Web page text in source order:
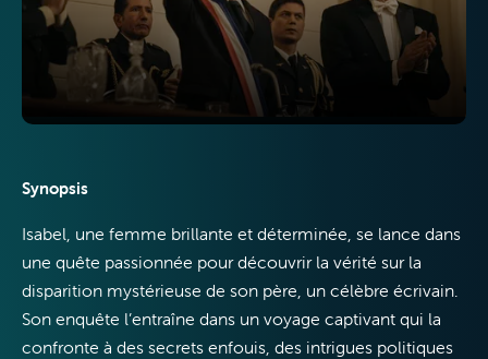
Internet
Mobile
Synopsis
Isabel, une femme brillante et déterminée, se lance dans
une quête passionnée pour découvrir la vérité sur la
disparition mystérieuse de son père, un célèbre écrivain.
Son enquête l’entraîne dans un voyage captivant qui la
confronte à des secrets enfouis, des intrigues politiques